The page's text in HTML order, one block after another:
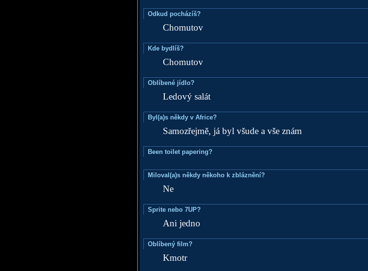
Odkud pocházíš?
Chomutov
Kde bydlíš?
Chomutov
Oblíbené jídlo?
Ledový salát
Byl(a)s někdy v Africe?
Samozřejmě, já byl všude a vše znám
Been toilet papering?
Miloval(a)s někdy někoho k zbláznění?
Ne
Sprite nebo 7UP?
Ani jedno
Oblíbený film?
Kmotr